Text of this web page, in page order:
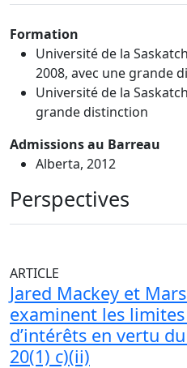
Formation
Université de la
2008, avec une grande
Université de la
grande distinction
Admissions au Barreau
Alberta, 2012
Perspectives
ARTICLE
Jared Mackey et
examinent les
d’intérêts en vertu
20(1) c)(ii)